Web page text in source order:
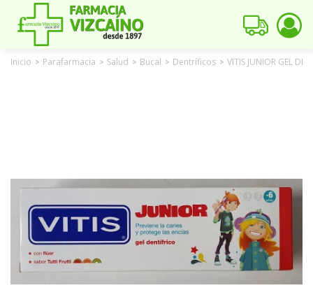
Inicio > Parafarmacia > Salud > Bucal > Dentríficos > VITIS JUNIOR GEL